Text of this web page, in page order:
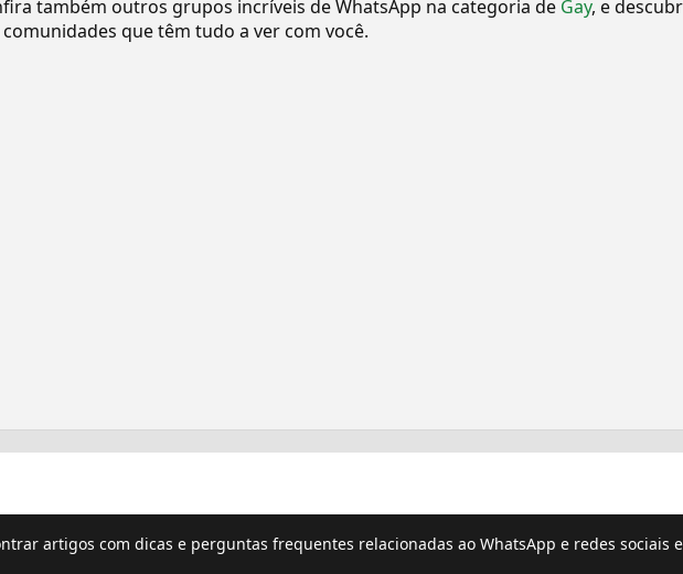
também outros grupos incríveis de WhatsApp na categoria de Gay, e
que têm tudo a ver com você.
artigos com dicas e perguntas frequentes relacionadas ao WhatsApp e redes sociais e